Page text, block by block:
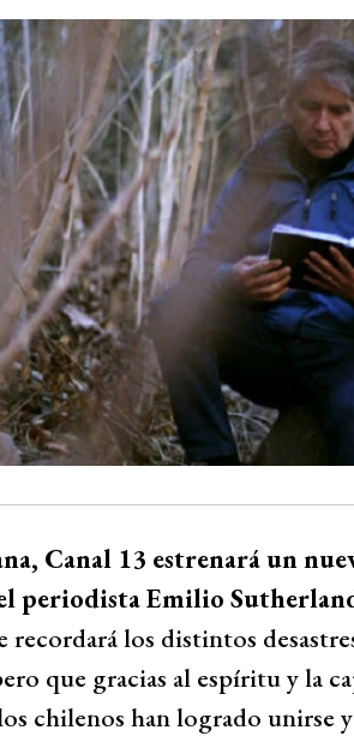
Canal 13 estrenará un
periodista Emilio
recordará los distintos
que gracias al espíritu y la
chilenos han logrado unirse